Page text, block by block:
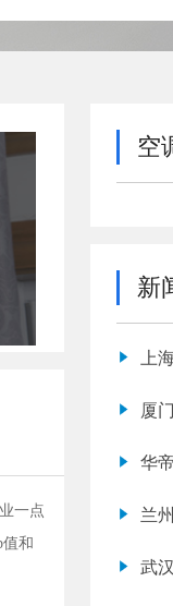
一点
和
空
新
上
厦
华
兰
武